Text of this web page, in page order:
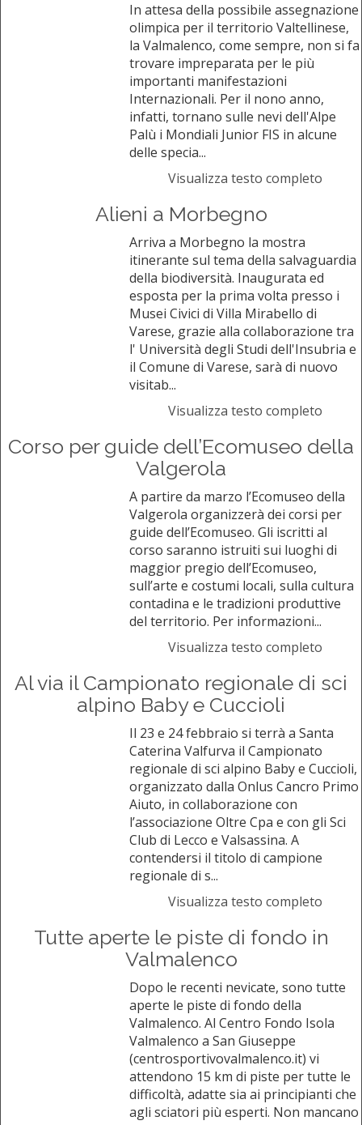
In attesa della possibile assegnazione
olimpica per il territorio Valtellinese,
la Valmalenco, come sempre, non si fa
trovare impreparata per le più
importanti manifestazioni
Internazionali. Per il nono anno,
infatti, tornano sulle nevi dell'Alpe
Palù i Mondiali Junior FIS in alcune
delle specia...
Visualizza testo completo
Alieni a Morbegno
Arriva a Morbegno la mostra
itinerante sul tema della salvaguardia
della biodiversità. Inaugurata ed
esposta per la prima volta presso i
Musei Civici di Villa Mirabello di
Varese, grazie alla collaborazione tra
l' Università degli Studi dell'Insubria e
il Comune di Varese, sarà di nuovo
visitab...
Visualizza testo completo
Corso per guide dell’Ecomuseo della
Valgerola
A partire da marzo l’Ecomuseo della
Valgerola organizzerà dei corsi per
guide dell’Ecomuseo. Gli iscritti al
corso saranno istruiti sui luoghi di
maggior pregio dell’Ecomuseo,
sull’arte e costumi locali, sulla cultura
contadina e le tradizioni produttive
del territorio. Per informazioni...
Visualizza testo completo
Al via il Campionato regionale di sci
alpino Baby e Cuccioli
Il 23 e 24 febbraio si terrà a Santa
Caterina Valfurva il Campionato
regionale di sci alpino Baby e Cuccioli,
organizzato dalla Onlus Cancro Primo
Aiuto, in collaborazione con
l’associazione Oltre Cpa e con gli Sci
Club di Lecco e Valsassina. A
contendersi il titolo di campione
regionale di s...
Visualizza testo completo
Tutte aperte le piste di fondo in
Valmalenco
Dopo le recenti nevicate, sono tutte
aperte le piste di fondo della
Valmalenco. Al Centro Fondo Isola
Valmalenco a San Giuseppe
(centrosportivovalmalenco.it) vi
attendono 15 km di piste per tutte le
difficoltà, adatte sia ai principianti che
agli sciatori più esperti. Non mancano